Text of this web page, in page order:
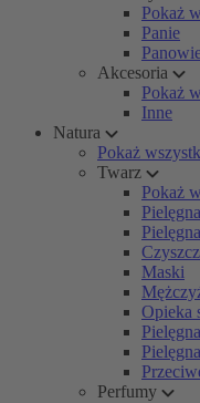
Pokaż
Panie
Akcesoria
Pokaż
Inne
Natura
Pokaż
Twarz
Pokaż
Maski
Opieka
Perfumy